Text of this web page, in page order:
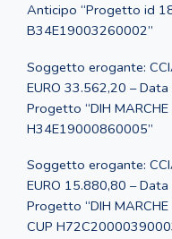
Anticipo “Progetto id
B34E19003260002”
Soggetto erogante:
EURO 33.562,20 –
Progetto “DIH MARCHE
H34E19000860005”
Soggetto erogante:
EURO 15.880,80 –
Progetto “DIH MARCHE
CUP